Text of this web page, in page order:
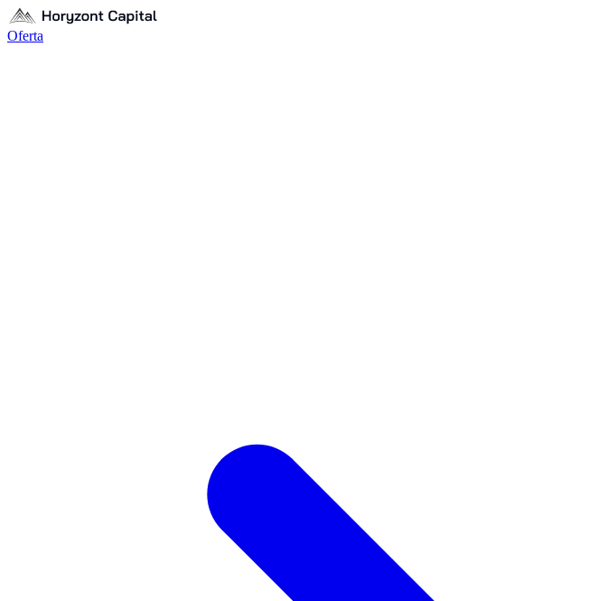
Oferta